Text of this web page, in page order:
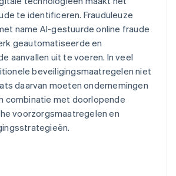
te identificeren. Frauduleuze
name AI-gestuurde online fraude
geautomatiseerde en
aanvallen uit te voeren. In veel
beveiligingsmaatregelen niet
daarvan moeten ondernemingen
combinatie met doorlopende
voorzorgsmaatregelen en